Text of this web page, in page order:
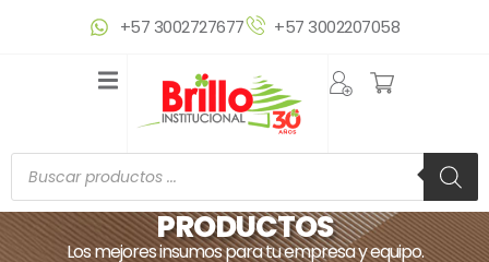
+57 3002727677 +57 3002207058
de
productos
PRODUCTOS
Los mejores insumos para tu empresa y equipo.